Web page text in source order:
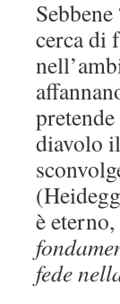
cerca di
diavolo
è
fede